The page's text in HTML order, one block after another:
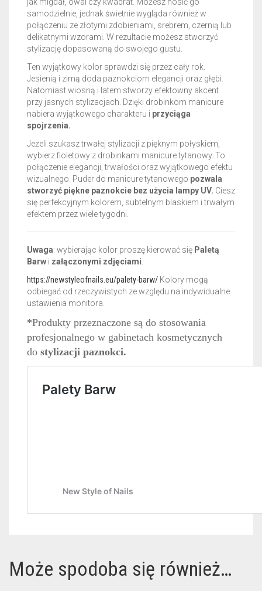
samodzielnie, jednak świetnie wygląda również w
połączeniu ze złotymi zdobieniami, srebrem, czernią lub
delikatnymi wzorami. W rezultacie możesz stworzyć
stylizację dopasowaną do swojego gustu.
Ten wyjątkowy kolor sprawdzi się przez cały rok.
Jesienią i zimą doda paznokciom elegancji oraz głębi.
Natomiast wiosną i latem stworzy efektowny akcent
przy jasnych stylizacjach. Dzięki drobinkom manicure
nabiera wyjątkowego charakteru i przyciąga
spojrzenia.
Jeżeli szukasz trwałej stylizacji z pięknym połyskiem,
wybierz fioletowy z drobinkami manicure tytanowy. To
połączenie elegancji, trwałości oraz wyjątkowego efektu
wizualnego. Puder do manicure tytanowego pozwala
stworzyć piękne paznokcie bez użycia lampy UV. Ciesz
się perfekcyjnym kolorem, subtelnym blaskiem i trwałym
efektem przez wiele tygodni.
Uwaga: wybierając kolor proszę kierować się Paletą
Barw i załączonymi zdjęciami
https://newstyleofnails.eu/palety-barw/ Kolory mogą
odbiegać od rzeczywistych ze względu na indywidualne
ustawienia monitora.
*Produkty przeznaczone są do stosowania
profesjonalnego w gabinetach kosmetycznych
do stylizacji paznokci.
Może spodoba się również…